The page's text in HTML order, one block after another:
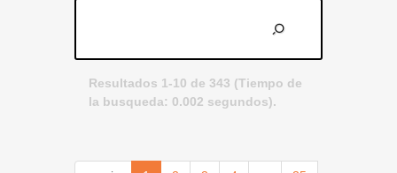
Resultados 1-10 de 343 (Tiempo de
la busqueda: 0.002 segundos).